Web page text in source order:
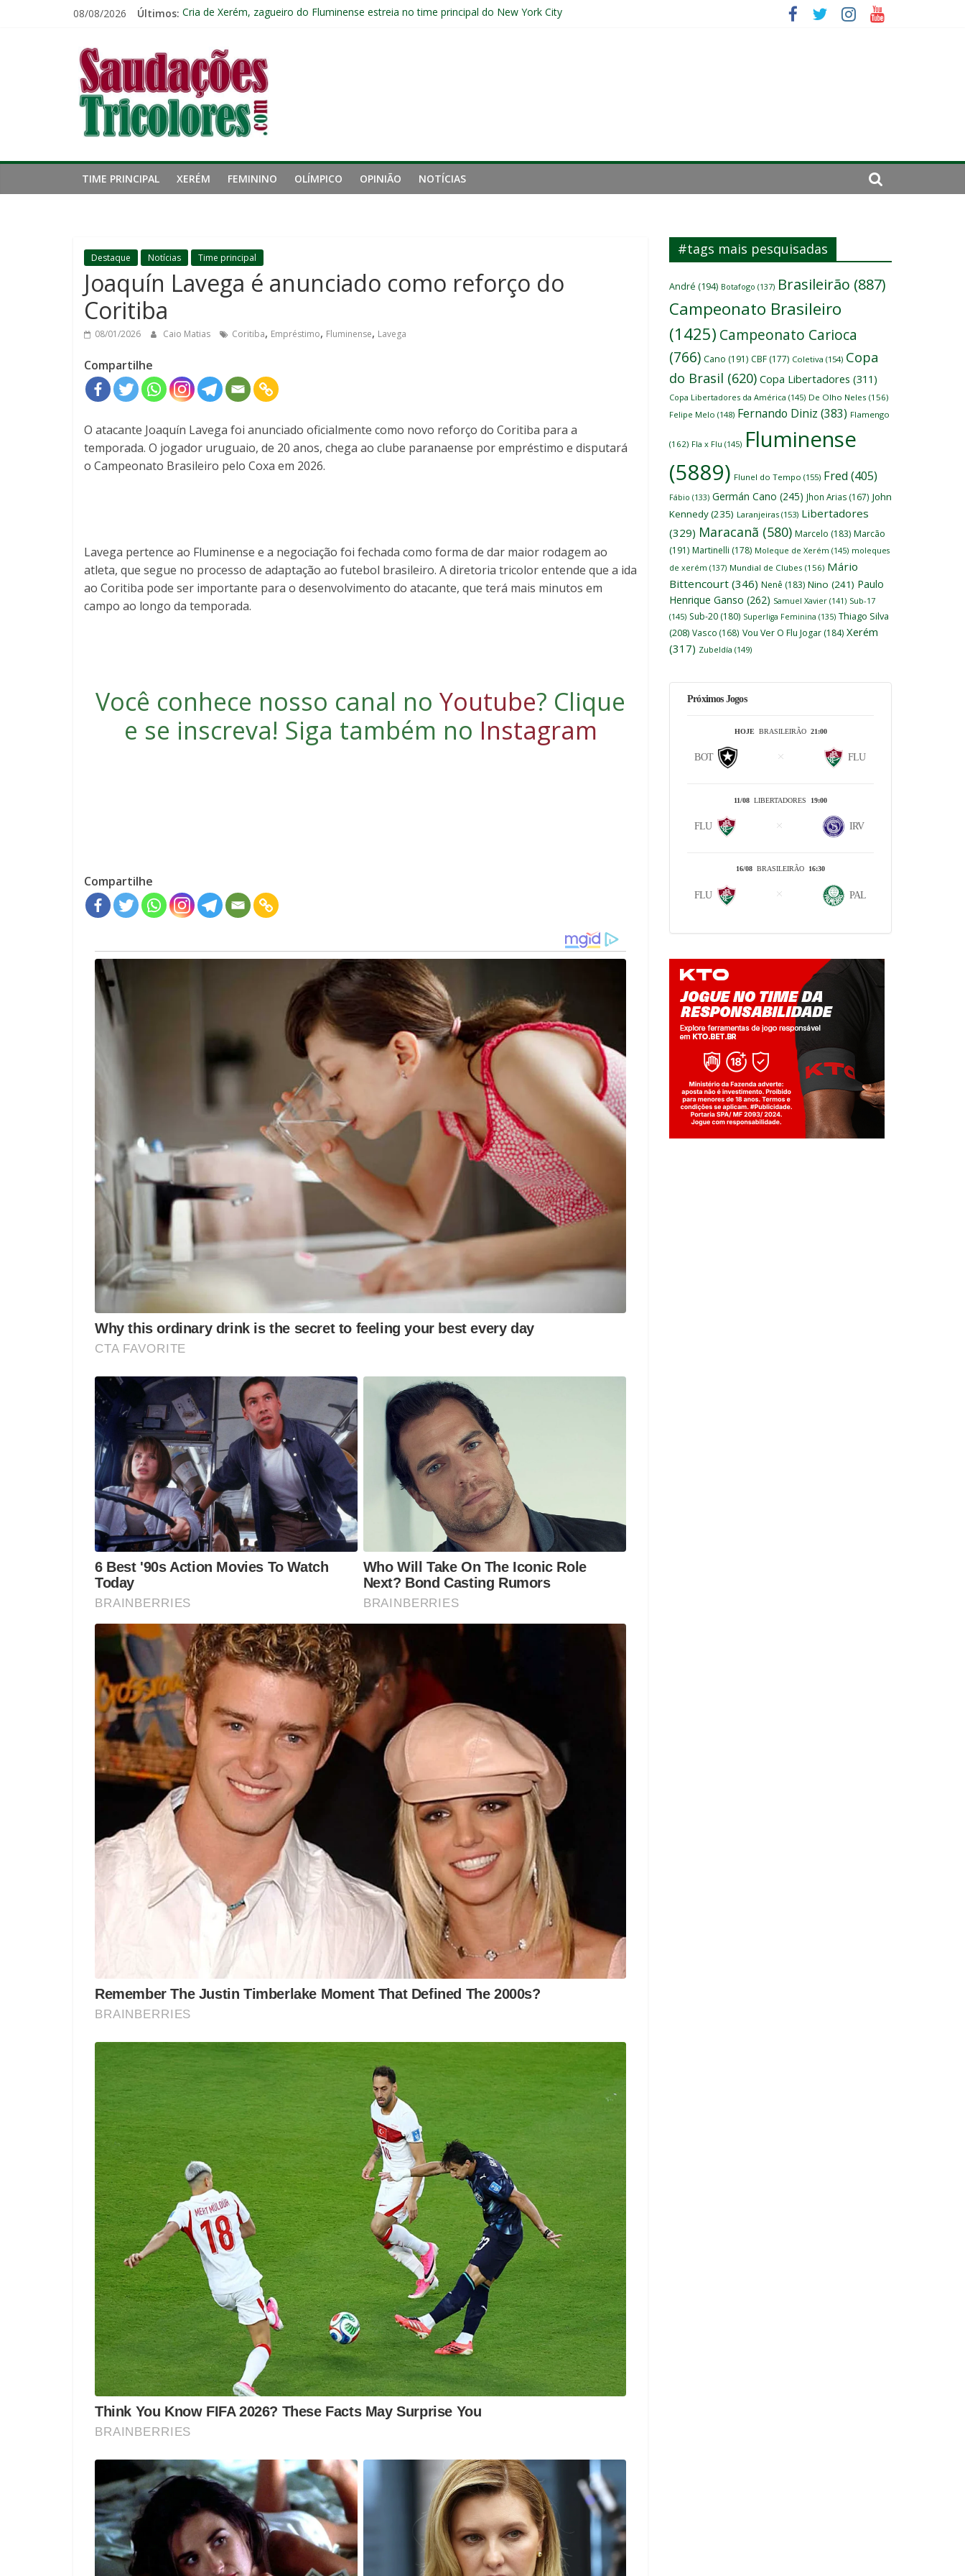
08/08/2026 Últimos: Cria de Xerém, zagueiro do Fluminense estreia no time principal do New York City
Botafogo x Fluminense: escalação provável, arbitragem e onde assistir
Retrospecto não ajuda: Fluminense tem aproveitamento inferior a 42% contra o Botafogo como visitante
Saudações
Tricolores
TIME PRINCIPAL XERÉM FEMININO OLÍMPICO OPINIÃO NOTÍCIAS
Destaque Notícias Time principal
Joaquín Lavega é anunciado como reforço do
Coritiba
08/01/2026 Caio Matias Coritiba, Empréstimo, Fluminense, Lavega
Compartilhe
O atacante Joaquín Lavega foi anunciado oficialmente como novo reforço do Coritiba para a
temporada. O jogador uruguaio, de 20 anos, chega ao clube paranaense por empréstimo e disputará
o Campeonato Brasileiro pelo Coxa em 2026.
Lavega pertence ao Fluminense e a negociação foi fechada como forma de dar maior rodagem ao
atleta, que segue no processo de adaptação ao futebol brasileiro. A diretoria tricolor entende que a ida
ao Coritiba pode ser importante para o desenvolvimento do atacante, que terá mais minutos em
campo ao longo da temporada.
Você conhece nosso canal no Youtube? Clique
e se inscreva! Siga também no Instagram
Compartilhe
#tags mais pesquisadas
André (194) Botafogo (137) Brasileirão (887)
Campeonato Brasileiro
(1425) Campeonato Carioca
(766) Cano (191) CBF (177) Coletiva (154) Copa
do Brasil (620) Copa Libertadores (311)
Copa Libertadores da América (145) De Olho Neles (156)
Felipe Melo (148) Fernando Diniz (383) Flamengo
(162) Fla x Flu (145) Fluminense
(5889) Flunel do Tempo (155) Fred (405)
Fábio (133) Germán Cano (245) Jhon Arias (167) John
Kennedy(235) Laranjeiras (153) Libertadores
(329) Maracanã (580) Marcelo (183) Marcão
(191) Martinelli (178) Moleque de Xerém (145) moleques
de xerém (137) Mundial de Clubes (156) Mário
Bittencourt (346) Nenê (183) Nino (241) Paulo
Henrique Ganso (262) Samuel Xavier (141) Sub-17
(145) Sub-20 (180) Superliga Feminina (135) Thiago Silva
(208) Vasco (168) Vou Ver O Flu Jogar (184) Xerém
(317) Zubeldía (149)
Próximos Jogos
HOJE BRASILEIRÃO 21:00
BOT FLU
11/08 LIBERTADORES 19:00
FLU IRV
16/08 BRASILEIRÃO 16:30
FLU PAL
Jogue com responsabilidade. 18+